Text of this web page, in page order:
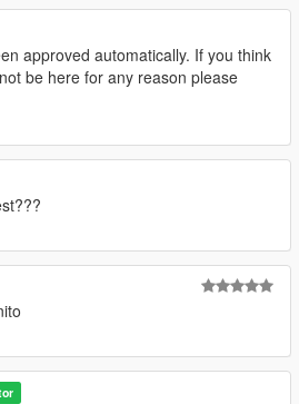
approved automatically. If you think
be here for any reason please